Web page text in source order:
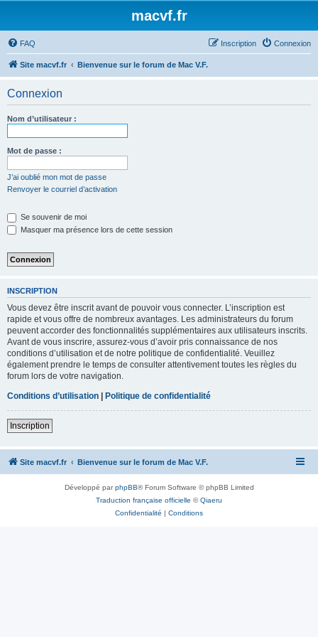
macvf.fr
FAQ Connexion
Inscription
Site macvf.fr Bienvenue sur le forum de Mac V.F.
Connexion
Nom d’utilisateur :
Mot de passe :
J’ai oublié mon mot de passe
Renvoyer le courriel d’activation
Se souvenir de moi
Masquer ma présence lors de cette session
INSCRIPTION
Vous devez être inscrit avant de pouvoir vous connecter. L’inscription est
rapide et vous offre de nombreux avantages. Les administrateurs du forum
peuvent accorder des fonctionnalités supplémentaires aux utilisateurs inscrits.
Avant de vous inscrire, assurez-vous d’avoir pris connaissance de nos
conditions d’utilisation et de notre politique de confidentialité. Veuillez
également prendre le temps de consulter attentivement toutes les règles du
forum lors de votre navigation.
Conditions d’utilisation | Politique de confidentialité
Inscription
Site macvf.fr Bienvenue sur le forum de Mac V.F.
Développé parphpBB® Forum Software © phpBB Limited
Traduction française officielle ©Qiaeru
Confidentialité | Conditions